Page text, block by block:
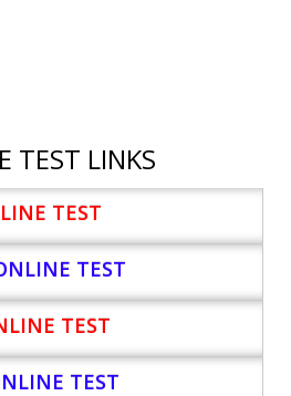
TEST LINKS
TEST
TEST
TEST
TEST